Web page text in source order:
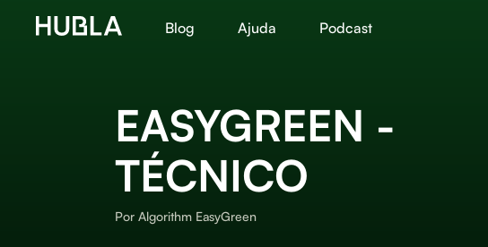
Blog Ajuda Podcast
EASYGREEN -
TÉCNICO
Por Algorithm EasyGreen